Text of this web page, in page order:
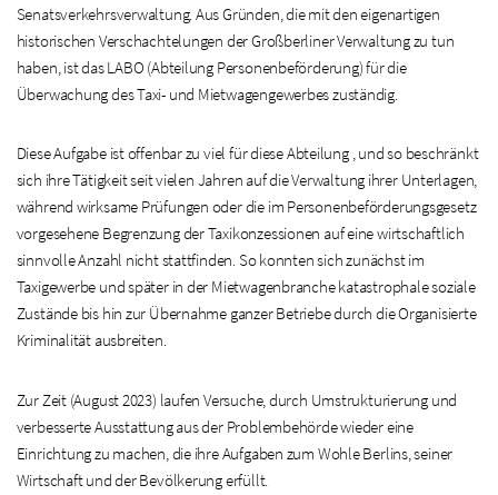
Senatsverkehrsverwaltung. Aus Gründen, die mit den eigenartigen
historischen Verschachtelungen der Großberliner Verwaltung zu tun
haben, ist das LABO (Abteilung Personenbeförderung) für die
Überwachung des Taxi- und Mietwagengewerbes zuständig.
Diese Aufgabe ist offenbar zu viel für diese Abteilung , und so beschränkt
sich ihre Tätigkeit seit vielen Jahren auf die Verwaltung ihrer Unterlagen,
während wirksame Prüfungen oder die im Personenbeförderungsgesetz
vorgesehene Begrenzung der Taxikonzessionen auf eine wirtschaftlich
sinnvolle Anzahl nicht stattfinden. So konnten sich zunächst im
Taxigewerbe und später in der Mietwagenbranche katastrophale soziale
Zustände bis hin zur Übernahme ganzer Betriebe durch die Organisierte
Kriminalität ausbreiten.
Zur Zeit (August 2023) laufen Versuche, durch Umstrukturierung und
verbesserte Ausstattung aus der Problembehörde wieder eine
Einrichtung zu machen, die ihre Aufgaben zum Wohle Berlins, seiner
Wirtschaft und der Bevölkerung erfüllt.